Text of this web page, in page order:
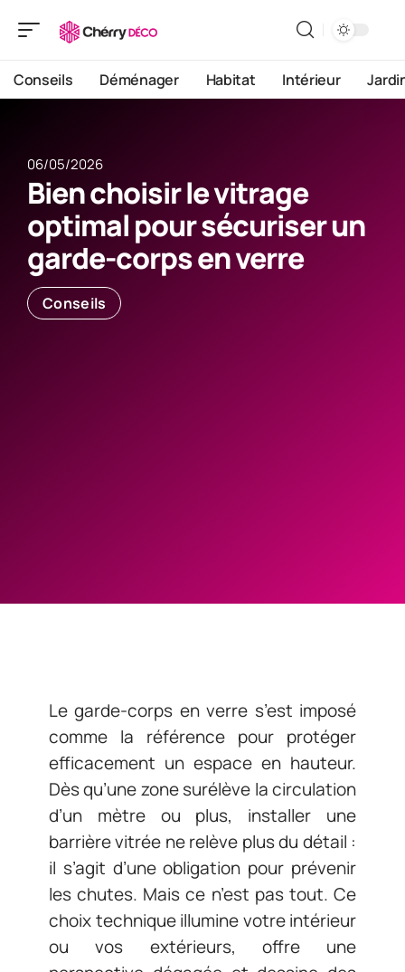
Conseils Déménager Habitat Intérieur
06/05/2026
Bien choisir le vitrage
optimal pour sécuriser un
garde-corps en verre
Conseils
Le garde-corps en verre s’est imposé
comme la référence pour protéger
efficacement un espace en hauteur.
Dès qu’une zone surélève la circulation
d’un mètre ou plus, installer une
barrière vitrée ne relève plus du détail :
il s’agit d’une obligation pour prévenir
les chutes. Mais ce n’est pas tout. Ce
choix technique illumine votre intérieur
ou vos extérieurs, offre une